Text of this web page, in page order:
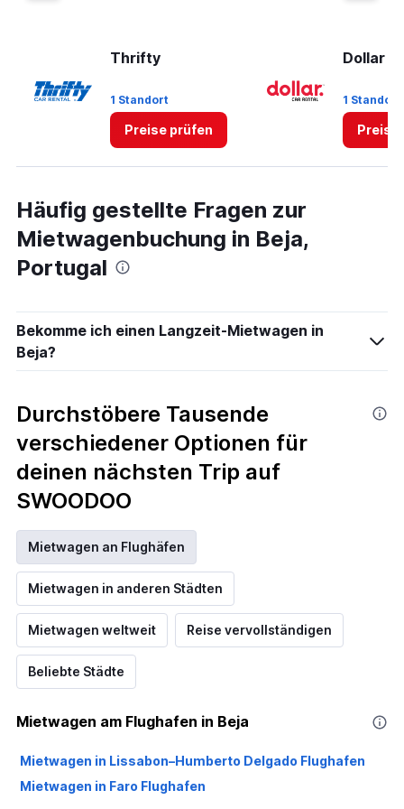
displaying
60.
Thrifty
1 Standort
Preise prüfen
Dollar
1 Standort
Preise
Häufig gestellte Fragen zur
Mietwagenbuchung in Beja,
Portugal
Bekomme ich einen Langzeit-Mietwagen in
Beja?
Durchstöbere Tausende
verschiedener Optionen für
deinen nächsten Trip auf
SWOODOO
Mietwagen an Flughäfen
Mietwagen in anderen Städten
Mietwagen weltweit Reise vervollständigen
Beliebte Städte
Mietwagen am Flughafen in Beja
Mietwagen in Lissabon–Humberto Delgado Flughafen
Mietwagen in Faro Flughafen